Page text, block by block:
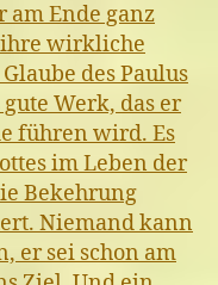
am Ende ganz
ihre wirkliche
des Paulus
Werk, das er
führen wird. Es
im Leben der
Bekehrung
Niemand kann
er sei schon am